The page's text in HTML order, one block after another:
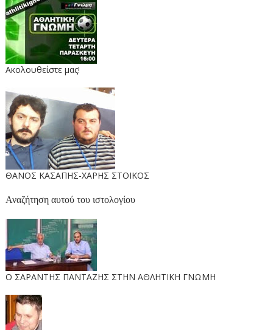
Ακολουθείστε μας!
ΘΑΝΟΣ ΚΑΣΑΠΗΣ-ΧΑΡΗΣ ΣΤΟΙΚΟΣ
Αναζήτηση αυτού του ιστολογίου
O ΣΑΡΑΝΤΗΣ ΠΑΝΤΑΖΗΣ ΣΤΗΝ ΑΘΛΗΤΙΚΗ ΓΝΩΜΗ